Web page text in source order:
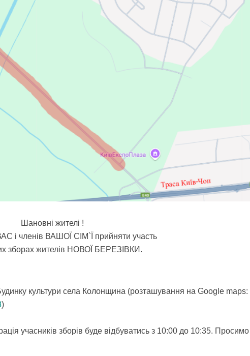
Шановні жителі !
і членів ВАШОЇ СІМ`Ї прийняти участь
зборах жителів НОВОЇ БЕРЕЗІВКИ.
культури села Колонщина (розташування на Google maps:
)
учасників зборів буде відбуватись з 10:00 до 10:35.